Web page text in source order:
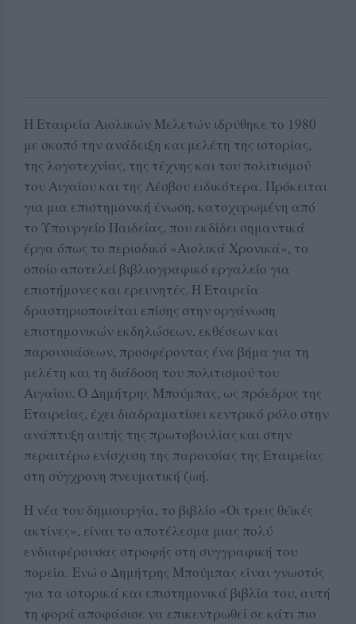
Η Εταιρεία Αιολικών Μελετών ιδρύθηκε το 1980
με σκοπό την ανάδειξη και μελέτη της ιστορίας,
της λογοτεχνίας, της τέχνης και του πολιτισμού
του Αιγαίου και της Λέσβου ειδικότερα. Πρόκειται
για μια επιστημονική ένωση, κατοχυρωμένη από
το Υπουργείο Παιδείας, που εκδίδει σημαντικά
έργα όπως το περιοδικό «Αιολικά Χρονικά», το
οποίο αποτελεί βιβλιογραφικό εργαλείο για
επιστήμονες και ερευνητές. Η Εταιρεία
δραστηριοποιείται επίσης στην οργάνωση
επιστημονικών εκδηλώσεων, εκθέσεων και
παρουσιάσεων, προσφέροντας ένα βήμα για τη
μελέτη και τη διάδοση του πολιτισμού του
Αιγαίου. Ο Δημήτρης Μπούμπας, ως πρόεδρος της
Εταιρείας, έχει διαδραματίσει κεντρικό ρόλο στην
ανάπτυξη αυτής της πρωτοβουλίας και στην
περαιτέρω ενίσχυση της παρουσίας της Εταιρείας
στη σύγχρονη πνευματική ζωή.
Η νέα του δημιουργία, το βιβλίο «Οι τρεις θεϊκές
ακτίνες», είναι το αποτέλεσμα μιας πολύ
ενδιαφέρουσας στροφής στη συγγραφική του
πορεία. Ενώ ο Δημήτρης Μπούμπας είναι γνωστός
για τα ιστορικά και επιστημονικά βιβλία του, αυτή
τη φορά αποφάσισε να επικεντρωθεί σε κάτι πιο